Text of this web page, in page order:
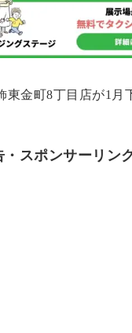
東金町8丁目店が1月
・スポンサーリンク